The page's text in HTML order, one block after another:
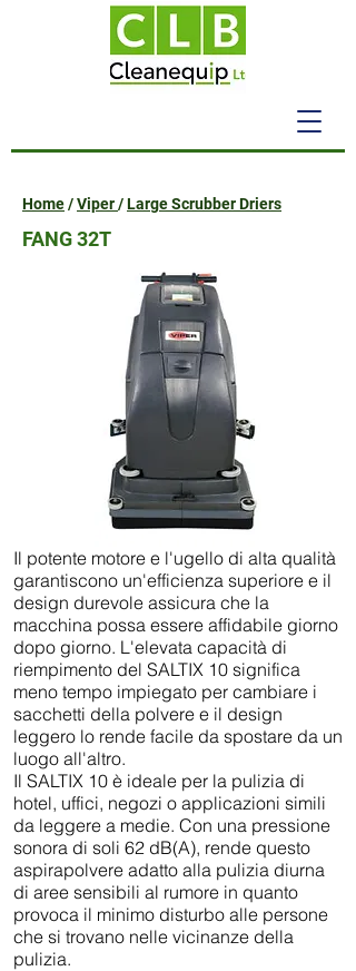
Home/Viper/Large Scrubber Driers
FANG 32T
Il potente motore e l'ugello di alta qualità
garantiscono un'efficienza superiore e il
design durevole assicura che la
macchina possa essere affidabile giorno
dopo giorno. L'elevata capacità di
riempimento del SALTIX 10 significa
meno tempo impiegato per cambiare i
sacchetti della polvere e il design
leggero lo rende facile da spostare da un
luogo all'altro.
Il SALTIX 10 è ideale per la pulizia di
hotel, uffici, negozi o applicazioni simili
da leggere a medie. Con una pressione
sonora di soli 62 dB(A), rende questo
aspirapolvere adatto alla pulizia diurna
di aree sensibili al rumore in quanto
provoca il minimo disturbo alle persone
che si trovano nelle vicinanze della
pulizia.